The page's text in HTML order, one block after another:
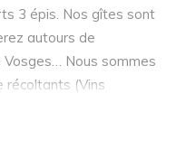
3 épis. Nos gîtes sont
autours de
Nous sommes
récoltants (Vins